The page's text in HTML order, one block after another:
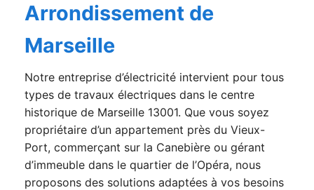
Arrondissement de
Marseille
Notre entreprise d’électricité intervient pour tous
types de travaux électriques dans le centre
historique de Marseille 13001. Que vous soyez
propriétaire d’un appartement près du Vieux-
Port, commerçant sur la Canebière ou gérant
d’immeuble dans le quartier de l’Opéra, nous
proposons des solutions adaptées à vos besoins